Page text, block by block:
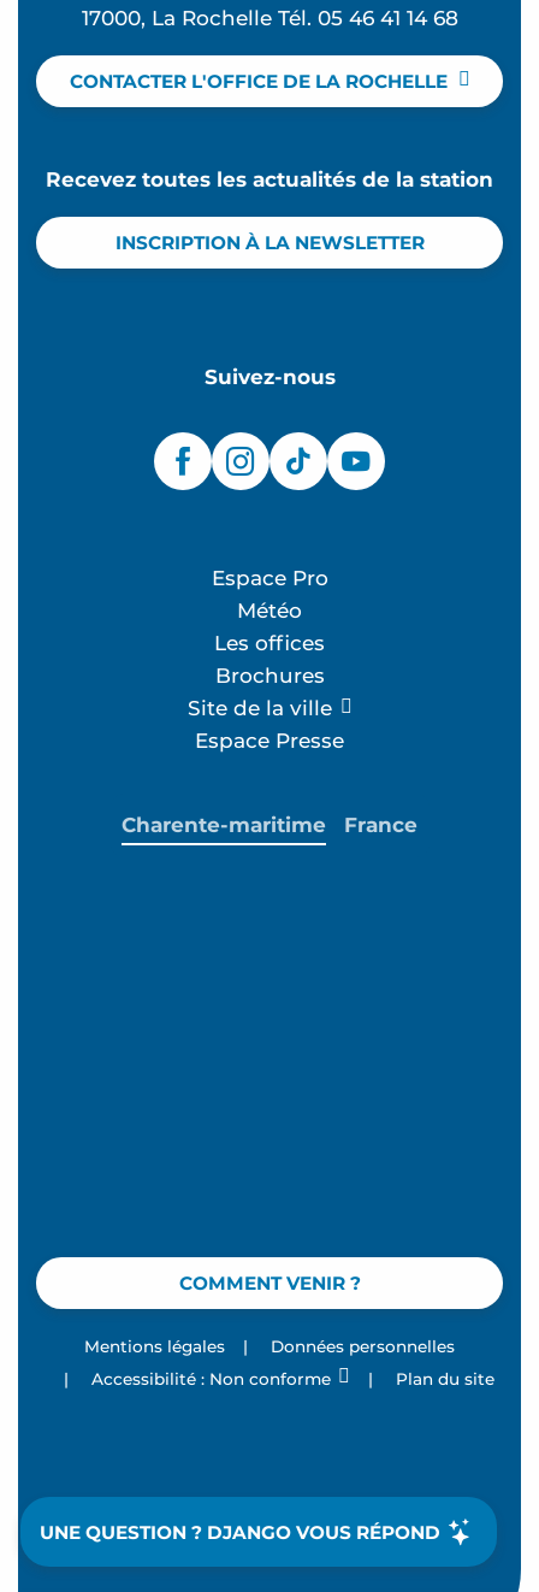
UNE QUESTION ? DJANGO VOUS RÉPOND
17000, La Rochelle Tél. 05 46 41 14 68
CONTACTER L'OFFICE DE LA ROCHELLE
Recevez toutes les actualités de la station
INSCRIPTION À LA NEWSLETTER
Suivez-nous
Espace Pro
Météo
Les offices
Brochures
Site de la ville
Espace Presse
COMMENT VENIR ?
Charente-maritime France
Mentions légales |
Données personnelles
|
Accessibilité : Non conforme | Plan du site